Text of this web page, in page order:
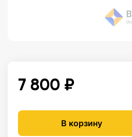
7 800 ₽
В корзину